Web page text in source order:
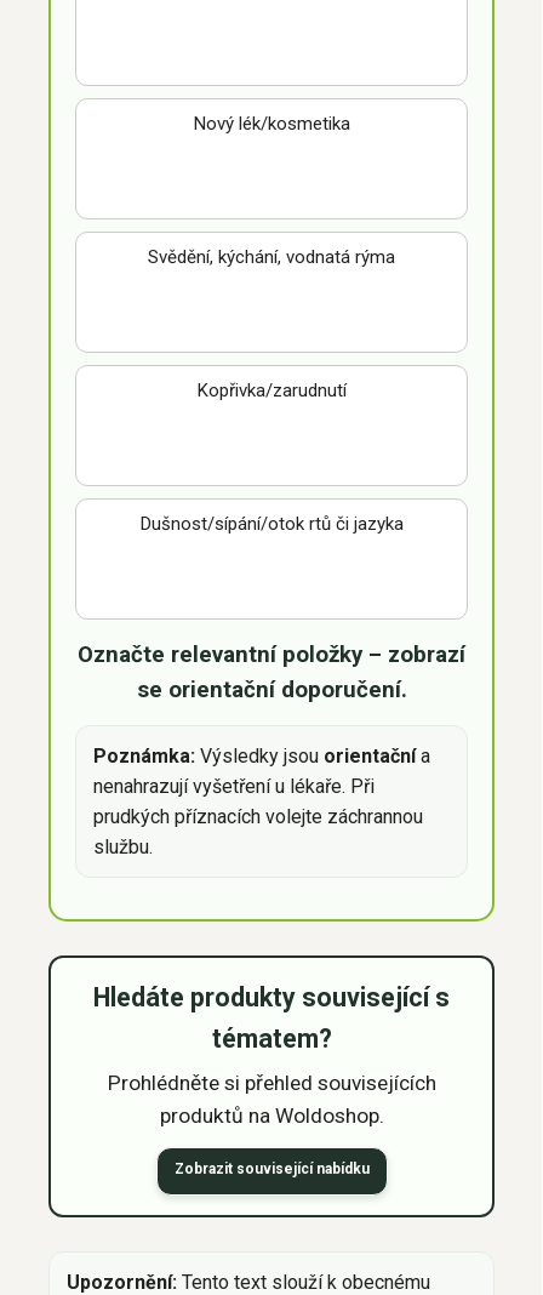
Nový lék/kosmetika
Svědění, kýchání, vodnatá rýma
Kopřivka/zarudnutí
Dušnost/sípání/otok rtů či jazyka
Označte relevantní položky – zobrazí
se orientační doporučení.
Poznámka: Výsledky jsou orientačnía
nenahrazují vyšetření u lékaře. Při
prudkých příznacích volejte záchrannou
službu.
Hledáte produkty související s
tématem?
Prohlédněte si přehled souvisejících
produktů na Woldoshop.
Zobrazit související nabídku
Upozornění: Tento text slouží k obecnému